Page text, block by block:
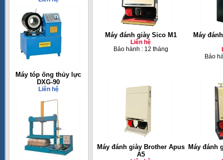
Máy tóp ống thủy lực
DXG-90
Liên hệ
Máy đánh giày Sico M1
Liên hệ
Bảo hành : 12 tháng
Máy
Bảo
Máy đánh giày Brother Apus
A5
Máy đánh